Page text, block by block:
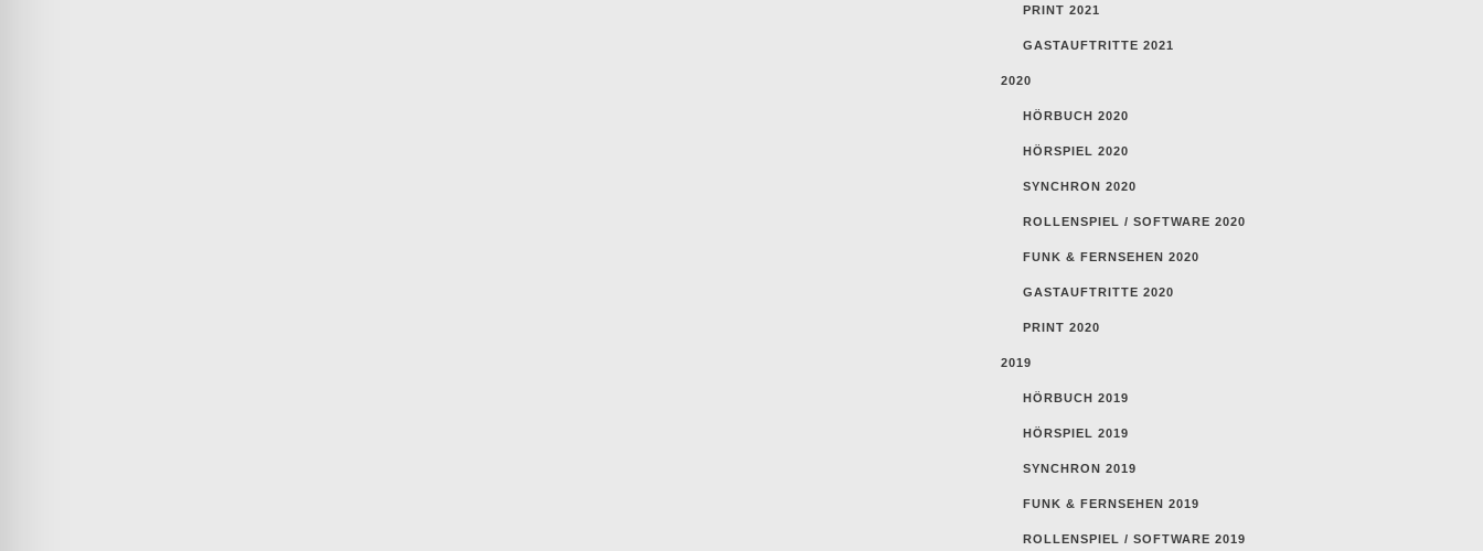
PRINT 2021
GASTAUFTRITTE 2021
2020
HÖRBUCH 2020
HÖRSPIEL 2020
SYNCHRON 2020
ROLLENSPIEL / SOFTWARE 2020
FUNK & FERNSEHEN 2020
GASTAUFTRITTE 2020
PRINT 2020
2019
HÖRBUCH 2019
HÖRSPIEL 2019
SYNCHRON 2019
FUNK & FERNSEHEN 2019
ROLLENSPIEL / SOFTWARE 2019